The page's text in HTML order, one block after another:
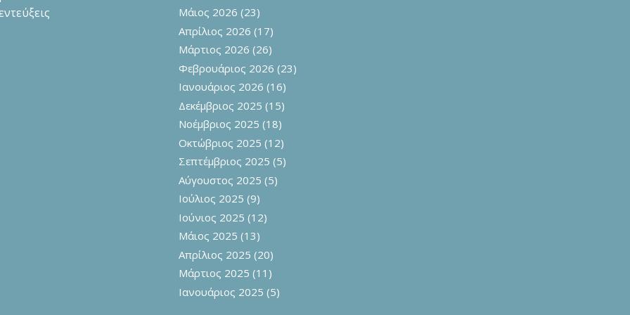
Μάιος 2026 (23)
Απρίλιος 2026 (17)
Μάρτιος 2026 (26)
Φεβρουάριος 2026 (23)
Ιανουάριος 2026 (16)
Δεκέμβριος 2025 (15)
Νοέμβριος 2025 (18)
Οκτώβριος 2025 (12)
Σεπτέμβριος 2025 (5)
Αύγουστος 2025 (5)
Ιούλιος 2025 (9)
Ιούνιος 2025 (12)
Μάιος 2025 (13)
Απρίλιος 2025 (20)
Μάρτιος 2025 (11)
Ιανουάριος 2025 (5)